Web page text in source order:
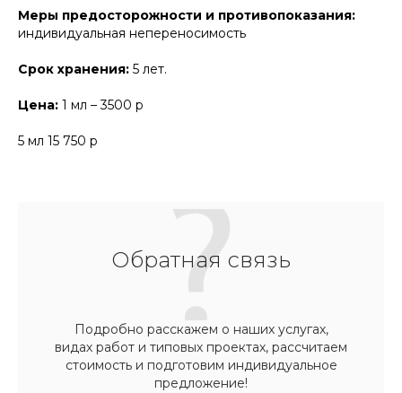
Меры предосторожности и противопоказания:
индивидуальная непереносимость
Срок хранения: 5 лет.
Цена: 1 мл – 3500 р
5 мл 15 750 р
Обратная связь
Подробно расскажем о наших услугах,
видах работ и типовых проектах, рассчитаем
стоимость и подготовим индивидуальное
предложение!